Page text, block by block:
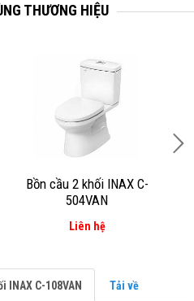
THƯƠNG HIỆU
Bồn cầu 2 khối INAX C-
504VAN
Liên hệ
INAX C-108VAN Tải về